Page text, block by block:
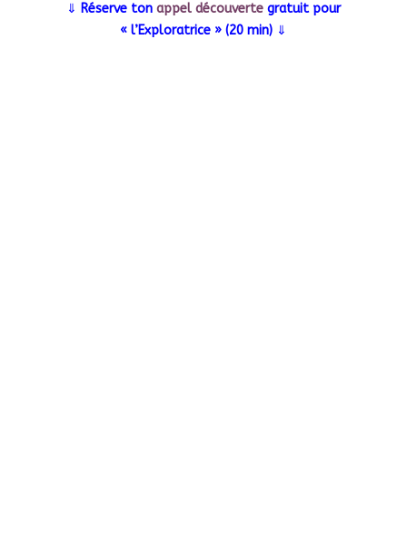
⇓ Réserve ton appel découverte gratuit pour
« l’Exploratrice » (20 min) ⇓